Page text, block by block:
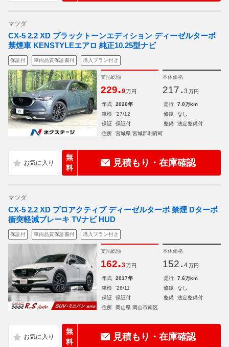
マツダ
CX-5 2.2 XD ブラックトーンエディション ディーゼルターボ
禁煙車 KENSTYLEエアロ 純正10.25型ナビ
保証付 車両品質保証書付 購入プラン付き
支払総額
229.9 万円
本体価格
217. 3 万円
年式 2020年 走行
7.0万km
車検
'27/12 修復
なし
保証
保証付 整備
法定整備付
住所
宮城県 宮城郡利府町
無
料
見積もり・在庫確認
マツダ
CX-5 2.2 XD プロアクティブ ディーゼルターボ 禁煙 Dターボ
衝突軽減ブレーキ TVナビ HUD
保証付 車両品質保証書付 購入プラン付き
支払総額
162.3 万円
本体価格
152. 4 万円
年式 2017年 走行
7.6万km
車検
'26/11 修復
なし
保証
保証付 整備
法定整備付
住所
岡山県 岡山市南区
無
料
見積もり・在庫確認